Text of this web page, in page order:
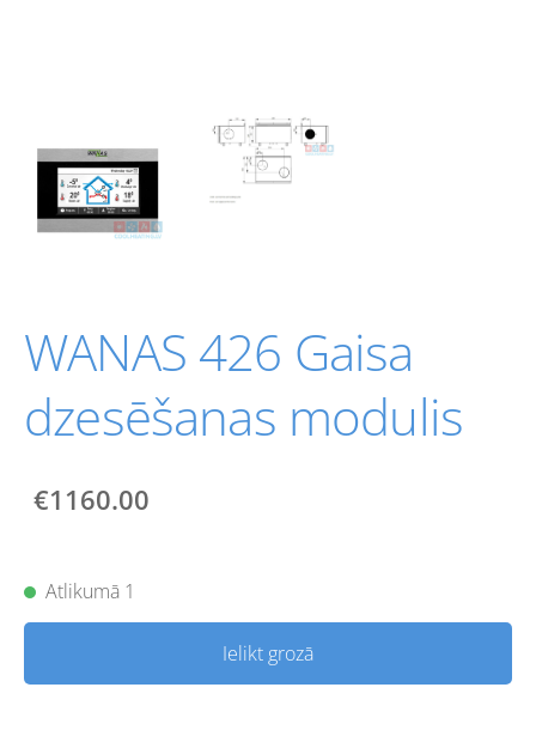
WANAS 426 Gaisa
dzesēšanas modulis
€1160.00
Atlikumā 1
Ielikt grozā